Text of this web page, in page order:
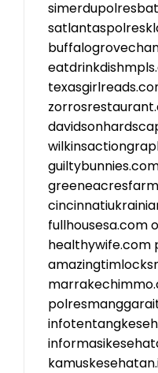
fullhousesa.com
healthywife.com